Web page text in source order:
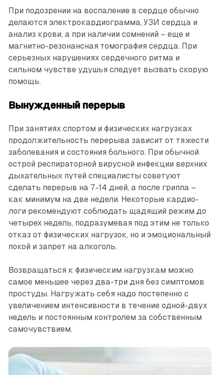
При подозрении на воспаление в сердце обычно
делаются электрокардиограмма, УЗИ сердца и
анализ крови, а при наличии сомнений – еще и
магнитно-резонансная томография сердца. При
серьезных нарушениях сердечного ритма и
сильном чувстве удушья следует вызвать скорую
помощь.
Вынужденный перерыв
При занятиях спортом и физических нагрузках
продолжительность перерыва зависит от тяжести
заболевания и состояния больного. При обычной
острой респираторной вирусной инфекции верхних
дыхательных путей специалисты советуют
сделать перерыв на 7-14 дней, а после гриппа –
как минимум на две недели. Некоторые кардио­
логи рекомендуют соблюдать щадящий режим до
четырех недель, подразумевая под этим не только
отказ от физических нагрузок, но и эмоциональный
покой и запрет на алкоголь.
Возвращаться к физическим нагрузкам можно
самое меньшее через два-три дня без симптомов
простуды. Нагружать себя надо постепенно с
увеличением интенсивности в течение одной-двух
недель и постоянным контролем за собственным
самочувствием.